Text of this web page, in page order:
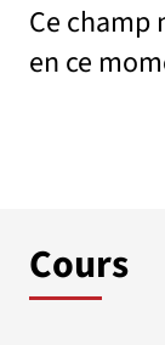
Ce champ
en ce
Cours